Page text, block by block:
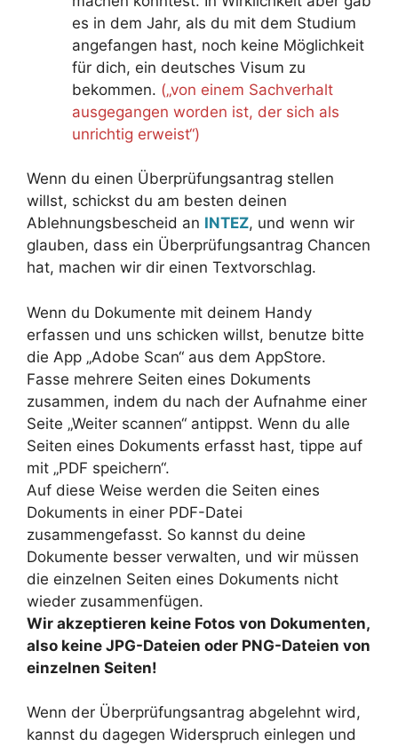
es in dem Jahr, als du mit dem Studium
angefangen hast, noch keine Möglichkeit
für dich, ein deutsches Visum zu
bekommen. („von einem Sachverhalt
ausgegangen worden ist, der sich als
unrichtig erweist“)
Wenn du einen Überprüfungsantrag stellen
willst, schickst du am besten deinen
Ablehnungsbescheid an INTEZ, und wenn wir
glauben, dass ein Überprüfungsantrag Chancen
hat, machen wir dir einen Textvorschlag.
Wenn du Dokumente mit deinem Handy
erfassen und uns schicken willst, benutze bitte
die App „Adobe Scan“ aus dem AppStore.
Fasse mehrere Seiten eines Dokuments
zusammen, indem du nach der Aufnahme einer
Seite „Weiter scannen“ antippst. Wenn du alle
Seiten eines Dokuments erfasst hast, tippe auf
mit „PDF speichern“.
Auf diese Weise werden die Seiten eines
Dokuments in einer PDF-Datei
zusammengefasst. So kannst du deine
Dokumente besser verwalten, und wir müssen
die einzelnen Seiten eines Dokuments nicht
wieder zusammenfügen.
Wir akzeptieren keine Fotos von Dokumenten,
also keine JPG-Dateien oder PNG-Dateien von
einzelnen Seiten!
Wenn der Überprüfungsantrag abgelehnt wird,
kannst du dagegen Widerspruch einlegen und